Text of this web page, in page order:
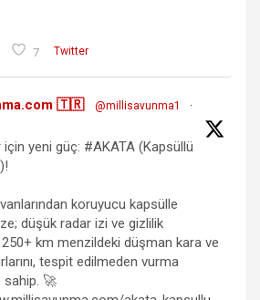
7 Twitter
🇹🇷 @millisavunma1
·
için yeni güç: #AKATA (Kapsüllü
koruyucu kapsülle
düşük radar izi ve gizlilik
250+ km menzildeki düşman kara ve
tespit edilmeden vurma
sahip. 🚀